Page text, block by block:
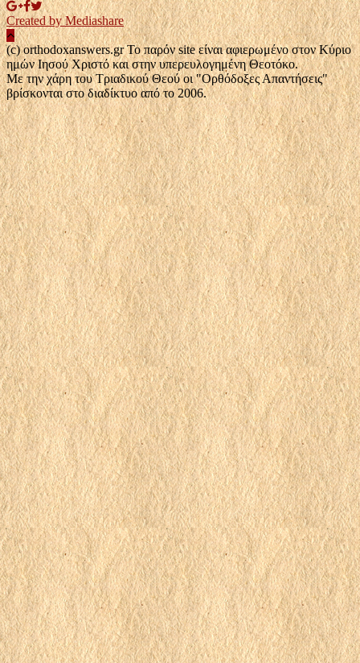
Created by Mediashare
(c) orthodoxanswers.gr Το παρόν site είναι αφιερωμένο στον Κύριο
ημών Ιησού Χριστό και στην υπερευλογημένη Θεοτόκο.
Με την χάρη του Τριαδικού Θεού οι "Ορθόδοξες Απαντήσεις"
βρίσκονται στο διαδίκτυο από το 2006.